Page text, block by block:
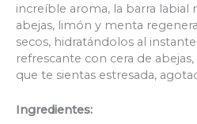
increíble aroma, la barra labial
abejas, limón y menta
secos, hidratándolos al
refrescante con cera de
que te sientas estresada,
Ingredientes: